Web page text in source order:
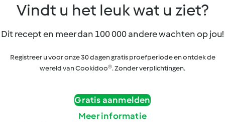
Vindt u het leuk wat u ziet?
Dit recept en meer dan 100 000 andere wachten op jou!
Registreer u voor onze 30 dagen gratis proefperiode en ontdek de
wereld van Cookidoo®. Zonder verplichtingen.
Gratis aanmelden
Meer informatie